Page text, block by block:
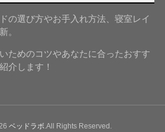
の選び方やお手入れ方法、寝室レイ
。
ためのコツやあなたに合ったおすす
介します！
ベッドラボ .All Rights Reserved.